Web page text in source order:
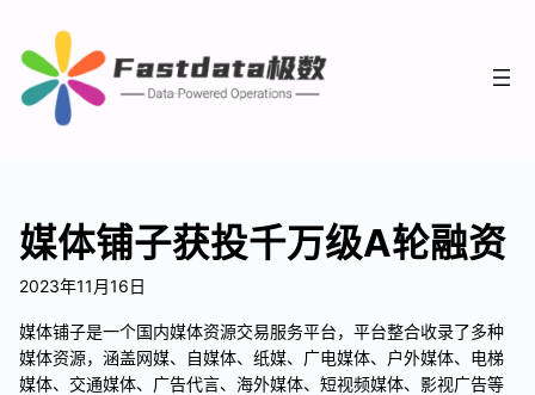
媒体铺子获投千万级A轮融资
2023年11月16日
媒体铺子是一个国内媒体资源交易服务平台，平台整合收录了多种
媒体资源，涵盖网媒、自媒体、纸媒、广电媒体、户外媒体、电梯
媒体、交通媒体、广告代言、海外媒体、短视频媒体、影视广告等